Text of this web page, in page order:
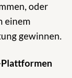
oder
einem
gewinnen.